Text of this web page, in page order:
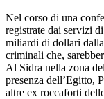
Nel corso di una
registrate dai servizi
miliardi di dollari dalla
criminali che,
Al Sidra nella zona
presenza dell’Egitto,
altre ex roccaforti